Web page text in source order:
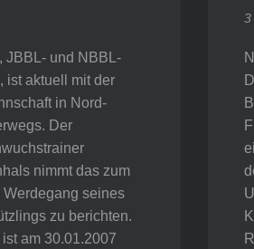
JBBL- und NBBL-
ist aktuell mit der
in Nord-
Der
nimmt das zum
seines
zu berichten.
am 30.01.2007
3